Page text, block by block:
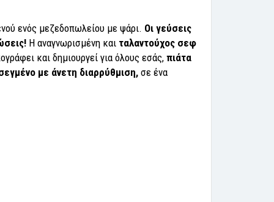
ενός μεζεδοπωλείου με ψάρι. Οι γεύσεις
Η αναγνωρισμένη και ταλαντούχος σεφ
και δημιουργεί για όλους εσάς, πιάτα
με άνετη διαρρύθμιση, σε ένα